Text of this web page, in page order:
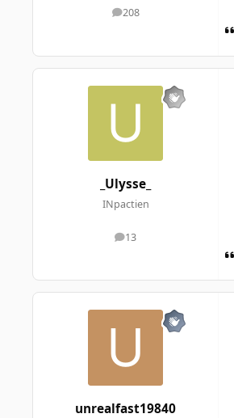
208
messages
_Ulysse_
INpactien
13
messages
unrealfast19840